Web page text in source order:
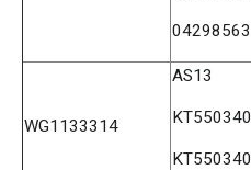
04298563
WG1133314
AS13
KT550340
KT550340